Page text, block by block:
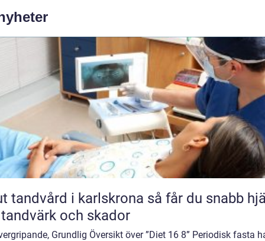
i karlskrona så får du snabb hjälp
och skador
Grundlig Översikt över ”Diet 16 8” Periodisk fasta